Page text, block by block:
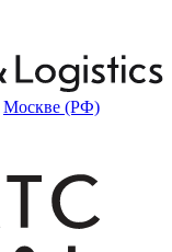
Москве (РФ)